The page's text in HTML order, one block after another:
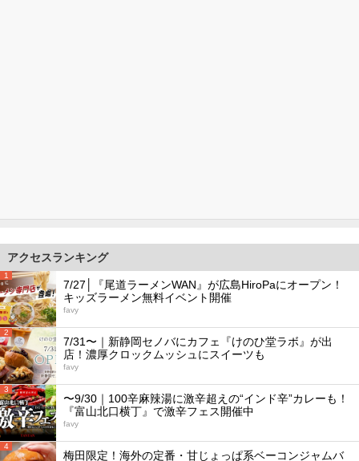
アクセスランキング
1
7/27│『尾道ラーメンWAN』が広島HiroPaにオープン！
キッズラーメン無料イベント開催
favy
2
7/31〜｜新静岡セノバにカフェ『けのひ堂ラボ』が出
店！濃厚クロックムッシュにスイーツも
favy
3
〜9/30｜100辛麻辣湯に激辛超えの“インド辛”カレーも！
『富山北口横丁』で激辛フェス開催中
favy
4
梅田限定！海外の定番・甘じょっぱ系ベーコンジャムバ